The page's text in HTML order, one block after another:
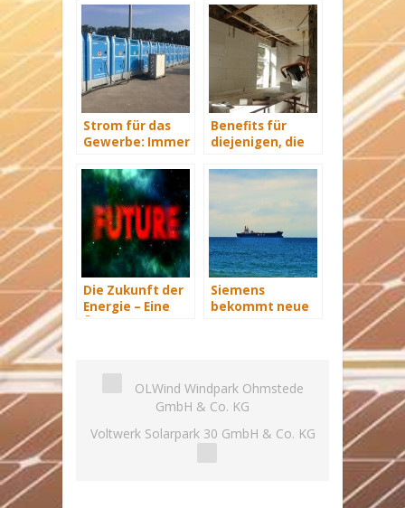
Strom für das
Gewerbe: Immer
versorgt
Benefits für
diejenigen, die
sanieren
Die Zukunft der
Energie – Eine
Siemens
bekommt neue
OLWind Windpark Ohmstede
GmbH & Co. KG
Voltwerk Solarpark 30 GmbH & Co. KG